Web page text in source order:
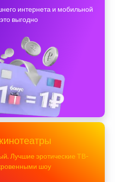
интернета и мобильной
выгодно
Лучшие эротические ТВ-
шоу